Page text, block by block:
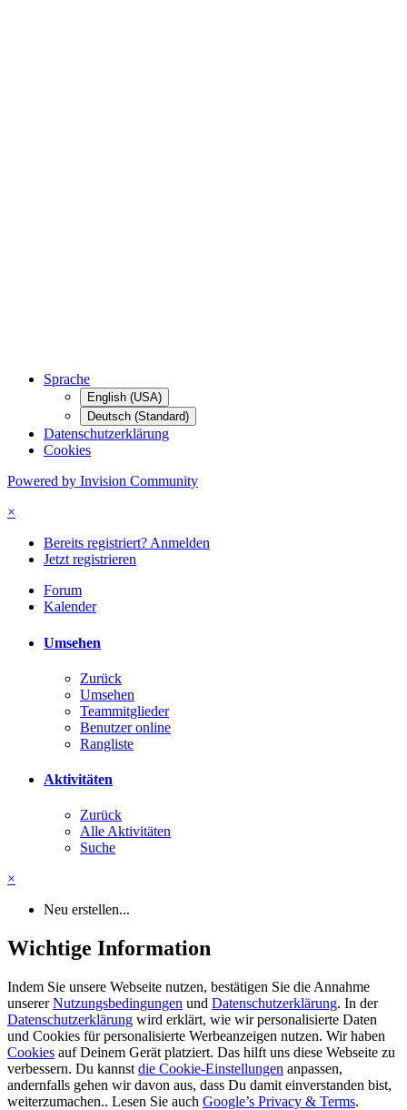
Sprache
English (USA)
Deutsch (Standard)
Datenschutzerklärung
Cookies
Powered by Invision Community
×
Bereits registriert? Anmelden
Jetzt registrieren
Forum
Kalender
Umsehen
Zurück
Umsehen
Teammitglieder
Benutzer online
Rangliste
Aktivitäten
Zurück
Alle Aktivitäten
Suche
×
Neu erstellen...
Wichtige Information
Indem Sie unsere Webseite nutzen, bestätigen Sie die Annahme
unsererNutzungsbedingungen und Datenschutzerklärung. In der
Datenschutzerklärung wird erklärt, wie wir personalisierte Daten
und Cookies für personalisierte Werbeanzeigen nutzen. Wir haben
Cookies auf Deinem Gerät platziert. Das hilft uns diese Webseite zu
verbessern. Du kannst die Cookie-Einstellungen anpassen,
andernfalls gehen wir davon aus, dass Du damit einverstanden bist,
weiterzumachen.. Lesen Sie auch Google’s Privacy & Terms.